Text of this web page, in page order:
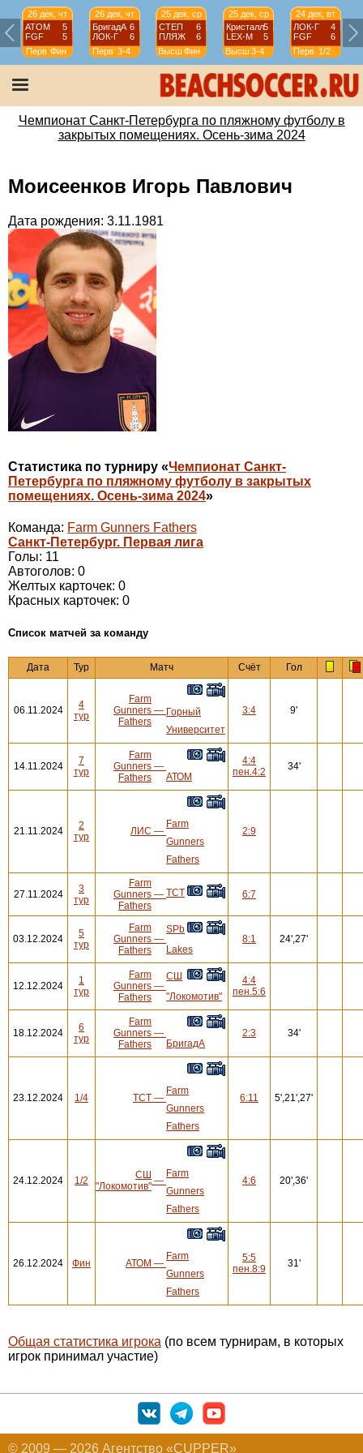
26 дек, чт
АТОМ
5
FGF
5
Перв Фин
26 дек, чт
БригадА 6
ЛОК-Г
6
Перв 3-4
25 дек, ср
СТЕП
6
ПЛЯЖ
6
Высш Фин
25 дек, ср
Кристалл5
LEX-М
5
Высш 3-4
24 дек, вт
ЛОК-Г
4
FGF
6
Перв 1/2
Чемпионат Санкт-Петербурга по пляжному футболу в
закрытых помещениях. Осень-зима 2024
Моисеенков Игорь Павлович
Дата рождения: 3.11.1981
Статистика по турниру «Чемпионат Санкт-
Петербурга по пляжному футболу в закрытых
помещениях. Осень-зима 2024»
Команда: Farm Gunners Fathers
Санкт-Петербург. Первая лига
Голы: 11
Автоголов: 0
Желтых карточек: 0
Красных карточек: 0
Cписок матчей за команду
Дата Тур Матч Счёт Гол
06.11.2024
4
тур
Farm
Gunners
Fathers
— Горный
Университет
3:4 9'
14.11.2024
7
тур
Farm
Gunners
Fathers
—
АТОМ
4:4
пен.4:2
34'
21.11.2024
2
тур
ЛИС —
Farm
Gunners
Fathers
2:9
27.11.2024
3
тур
Farm
Gunners
Fathers
— ТСТ 6:7
03.12.2024
5
тур
Farm
Gunners
Fathers
—
SPb
Lakes
8:1 24',27'
12.12.2024
1
тур
Farm
Gunners
Fathers
—
СШ
"Локомотив"
4:4
пен.5:6
18.12.2024
6
тур
Farm
Gunners
Fathers
—
БригадА
2:3 34'
23.12.2024 1/4 ТСТ —
Farm
Gunners
Fathers
6:11 5',21',27'
24.12.2024 1/2
СШ
"Локомотив" —
Farm
Gunners
Fathers
4:6 20',36'
26.12.2024 Фин АТОМ —
Farm
Gunners
Fathers
5:5
пен.8:9
31'
Общая статистика игрока (по всем турнирам, в которых
игрок принимал участие)
© 2009 — 2026 Агентство «CUPPER»